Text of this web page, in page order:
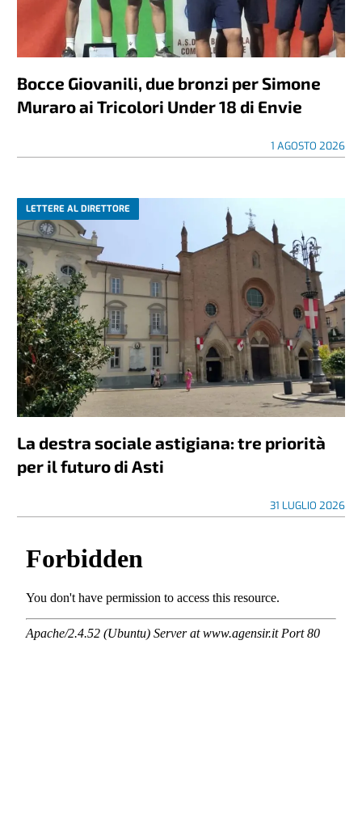
Bocce Giovanili, due bronzi per Simone
Muraro ai Tricolori Under 18 di Envie
1 AGOSTO 2026
LETTERE AL DIRETTORE
La destra sociale astigiana: tre priorità
per il futuro di Asti
31 LUGLIO 2026